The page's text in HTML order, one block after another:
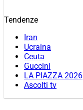
Tendenze
Iran
Ucraina
Ceuta
Guccini
LA PIAZZA 2026
Ascolti tv